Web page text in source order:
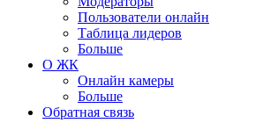
Пользователи онлайн
Таблица лидеров
Больше
О ЖК
Онлайн камеры
Больше
Обратная связь